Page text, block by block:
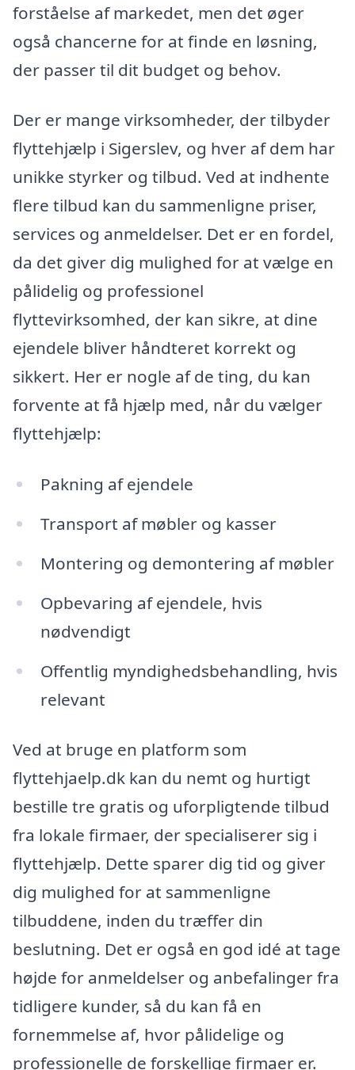
forståelse af markedet, men det øger
også chancerne for at finde en løsning,
der passer til dit budget og behov.
Der er mange virksomheder, der tilbyder
flyttehjælp i Sigerslev, og hver af dem har
unikke styrker og tilbud. Ved at indhente
flere tilbud kan du sammenligne priser,
services og anmeldelser. Det er en fordel,
da det giver dig mulighed for at vælge en
pålidelig og professionel
flyttevirksomhed, der kan sikre, at dine
ejendele bliver håndteret korrekt og
sikkert. Her er nogle af de ting, du kan
forvente at få hjælp med, når du vælger
flyttehjælp:
Pakning af ejendele
Transport af møbler og kasser
Montering og demontering af møbler
Opbevaring af ejendele, hvis
nødvendigt
Offentlig myndighedsbehandling, hvis
relevant
Ved at bruge en platform som
flyttehjaelp.dk kan du nemt og hurtigt
bestille tre gratis og uforpligtende tilbud
fra lokale firmaer, der specialiserer sig i
flyttehjælp. Dette sparer dig tid og giver
dig mulighed for at sammenligne
tilbuddene, inden du træffer din
beslutning. Det er også en god idé at tage
højde for anmeldelser og anbefalinger fra
tidligere kunder, så du kan få en
fornemmelse af, hvor pålidelige og
professionelle de forskellige firmaer er.